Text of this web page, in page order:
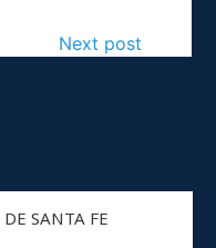
Next post
SANTA FE